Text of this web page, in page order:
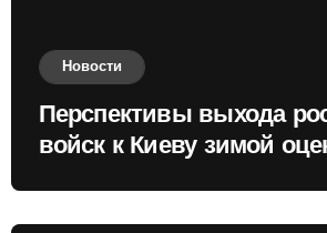
Новости
Перспективы выхода
войск к Киеву зимой